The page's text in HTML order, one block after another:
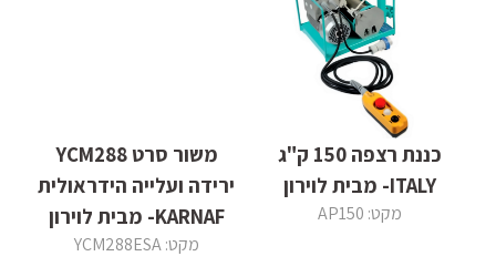
כננת רצפה 150 ק"ג
ITALY- מבית לוירון
מקט: AP150
משור סרט YCM288
ירידה ועלייה הידראולית
KARNAF- מבית לוירון
מקט: YCM288ESA